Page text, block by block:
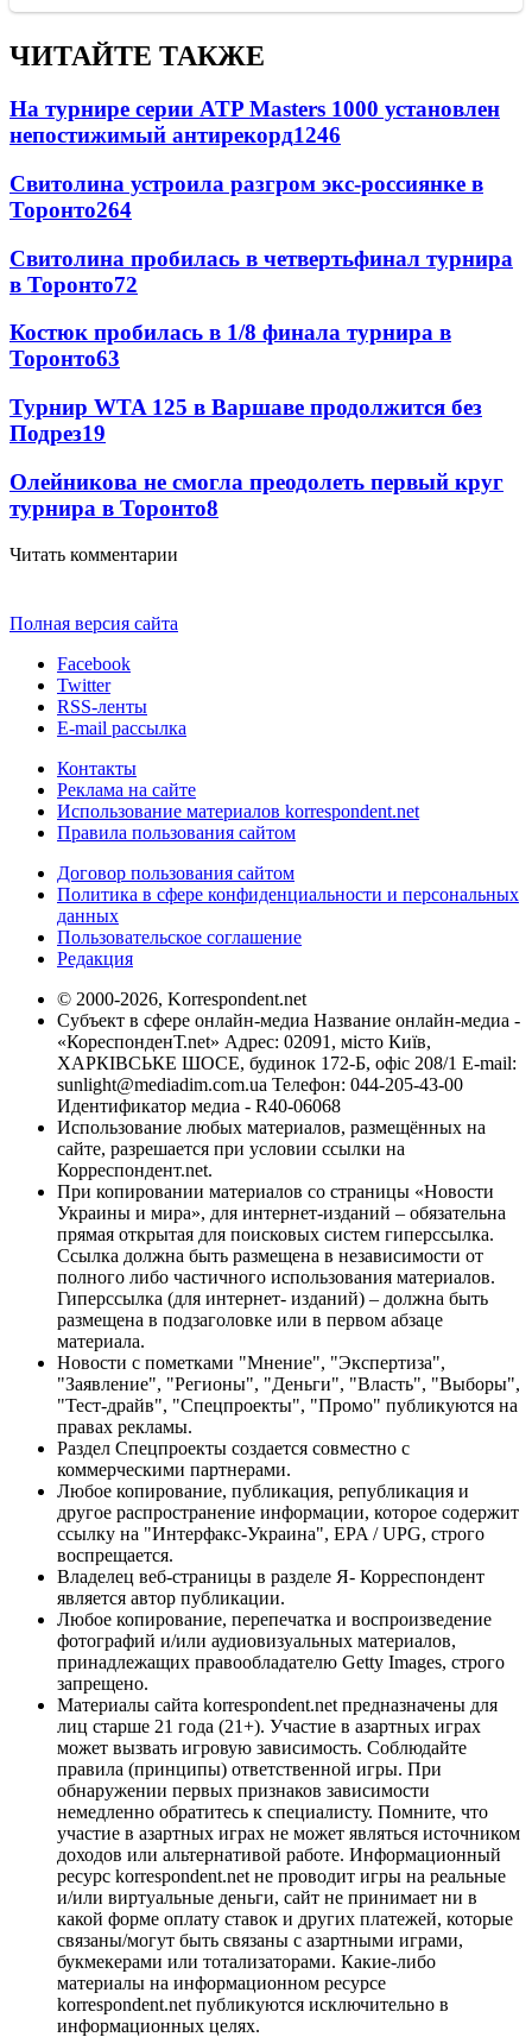
ЧИТАЙТЕ ТАКЖЕ
На турнире серии ATP Masters 1000 установлен
непостижимый антирекорд1246
Свитолина устроила разгром экс-россиянке в
Торонто264
Свитолина пробилась в четвертьфинал турнира
в Торонто72
Костюк пробилась в 1/8 финала турнира в
Торонто63
Турнир WTA 125 в Варшаве продолжится без
Подрез19
Олейникова не смогла преодолеть первый круг
турнира в Торонто8
Читать комментарии
Полная версия сайта
Facebook
Twitter
RSS-ленты
E-mail рассылка
Контакты
Реклама на сайте
Использование материалов korrespondent.net
Правила пользования сайтом
Договор пользования сайтом
Политика в сфере конфиденциальности и персональных
данных
Пользовательское соглашение
Редакция
© 2000-2026, Korrespondent.net
Субъект в сфере онлайн-медиа Название онлайн-медиа -
«КореспонденТ.net» Адрес: 02091, місто Київ,
ХАРКІВСЬКЕ ШОСЕ, будинок 172-Б, офіс 208/1 E-mail:
sunlight@mediadim.com.ua Телефон: 044-205-43-00
Идентификатор медиа - R40-06068
Использование любых материалов, размещённых на
сайте, разрешается при условии ссылки на
Корреспондент.net.
При копировании материалов со страницы «Новости
Украины и мира», для интернет-изданий – обязательна
прямая открытая для поисковых систем гиперссылка.
Ссылка должна быть размещена в независимости от
полного либо частичного использования материалов.
Гиперссылка (для интернет- изданий) – должна быть
размещена в подзаголовке или в первом абзаце
материала.
Новости с пометками "Мнение", "Экспертиза",
"Заявление", "Регионы", "Деньги", "Власть", "Выборы",
"Тест-драйв", "Спецпроекты", "Промо" публикуются на
правах рекламы.
Раздел Спецпроекты создается совместно с
коммерческими партнерами.
Любое копирование, публикация, републикация и
другое распространение информации, которое содержит
ссылку на "Интерфакс-Украина", EPA / UPG, строго
воспрещается.
Владелец веб-страницы в разделе Я- Корреспондент
является автор публикации.
Любое копирование, перепечатка и воспроизведение
фотографий и/или аудиовизуальных материалов,
принадлежащих правообладателю Getty Images, строго
запрещено.
Материалы сайта korrespondent.net предназначены для
лиц старше 21 года (21+). Участие в азартных играх
может вызвать игровую зависимость. Соблюдайте
правила (принципы) ответственной игры. При
обнаружении первых признаков зависимости
немедленно обратитесь к специалисту. Помните, что
участие в азартных играх не может являться источником
доходов или альтернативой работе. Информационный
ресурс korrespondent.net не проводит игры на реальные
и/или виртуальные деньги, сайт не принимает ни в
какой форме оплату ставок и других платежей, которые
связаны/могут быть связаны с азартными играми,
букмекерами или тотализаторами. Какие-либо
материалы на информационном ресурсе
korrespondent.net публикуются исключительно в
информационных целях.